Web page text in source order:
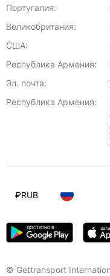
Португалия:
Великобритания:
США:
Республика Армения:
Эл. почта:
Республика Армения:
© Gettransport
₽RUB